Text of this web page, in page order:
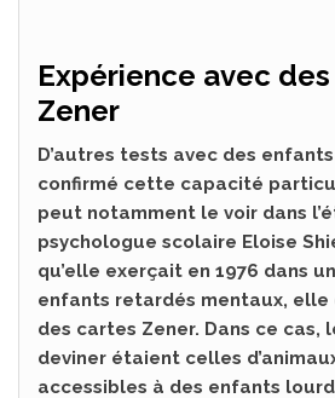
Expérience avec
Zener
D’autres tests avec des
confirmé cette capacité
peut notamment le voir dans
psychologue scolaire Eloise
qu’elle exerçait en 1976 dans
enfants retardés mentaux, elle
des cartes Zener. Dans ce cas,
deviner étaient celles
accessibles à des enfants